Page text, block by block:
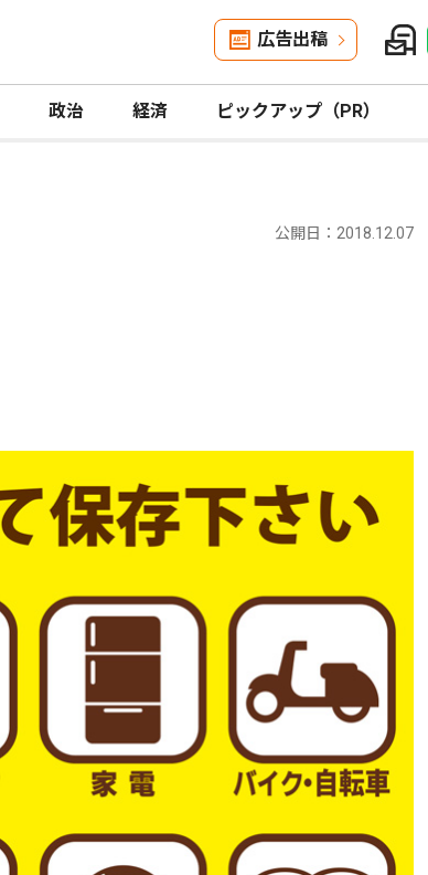
広告出稿
政治 経済 ピックアップ（PR）
公開日：2018.12.07